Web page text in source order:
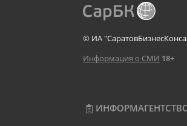
© ИА
Информация о СМИ 18+